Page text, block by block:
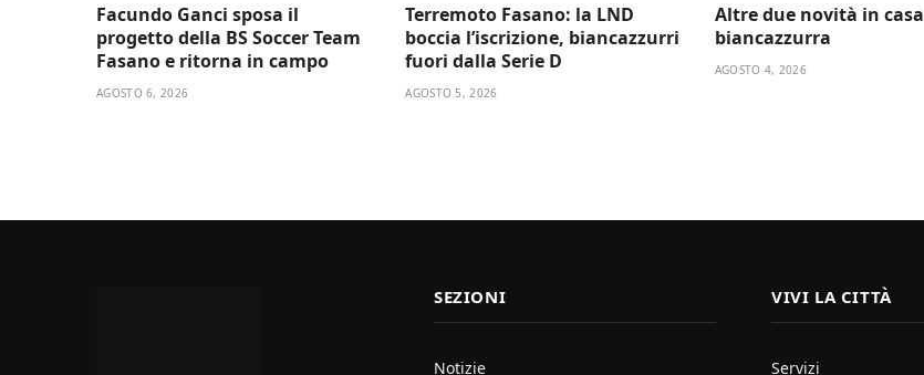
Facundo Ganci sposa il
progetto della BS Soccer Team
Fasano e ritorna in campo
AGOSTO 6, 2026
Terremoto Fasano: la LND
boccia l’iscrizione, biancazzurri
fuori dalla Serie D
AGOSTO 5, 2026
Altre due novità in casa
biancazzurra
AGOSTO 4, 2026
SEZIONI
Notizie
VIVI LA CITTÀ
Servizi